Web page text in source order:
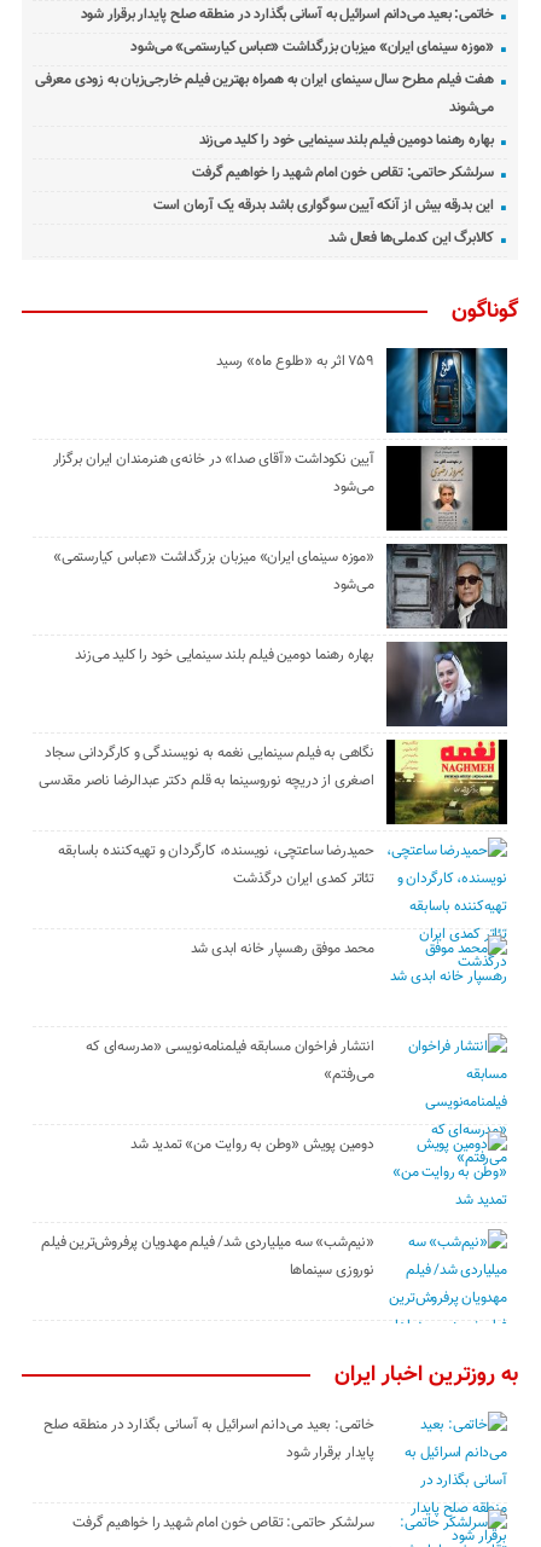
خاتمی: بعید می‌دانم اسرائیل به آسانی بگذارد در منطقه صلح پایدار برقرار شود
«موزه سینمای ایران» میزبان بزرگداشت «عباس کیارستمی» می‌شود
هفت فیلم مطرح سال سینمای ایران به همراه بهترین فیلم خارجی‌زبان به زودی معرفی
می‌شوند
بهاره رهنما دومین فیلم بلند سینمایی خود را کلید می‌زند
سرلشکر حاتمی: تقاص خون امام شهید را خواهیم گرفت
این بدرقه بیش از آنکه آیین سوگواری باشد بدرقه یک آرمان است
کالابرگ این کدملی‌ها فعال شد
گوناگون
۷۵۹ اثر به «طلوع ماه» رسید
آیین نکوداشت «آقای صدا» در خانه‌ی هنرمندان ایران برگزار
می‌شود
«موزه سینمای ایران» میزبان بزرگداشت «عباس کیارستمی»
می‌شود
بهاره رهنما دومین فیلم بلند سینمایی خود را کلید می‌زند
نگاهی به فیلم سینمایی نغمه به نویسندگی و کارگردانی سجاد
اصغری از دریچه نوروسینما به قلم دکتر عبدالرضا ناصر مقدسی
حمیدرضا ساعتچی، نویسنده، کارگردان و تهیه‌کننده باسابقه
تئاتر کمدی ایران درگذشت
محمد موفق رهسپار خانه ابدی شد
انتشار فراخوان مسابقه فیلمنامه‌نویسی «مدرسه‌ای که
می‌رفتم»
دومین پویش «وطن به روایت من» تمدید شد
«نیم‌شب» سه میلیاردی شد/ فیلم مهدویان پرفروش‌ترین فیلم
نوروزی سینماها
به روزترین اخبار ایران
خاتمی: بعید می‌دانم اسرائیل به آسانی بگذارد در منطقه صلح
پایدار برقرار شود
سرلشکر حاتمی: تقاص خون امام شهید را خواهیم گرفت